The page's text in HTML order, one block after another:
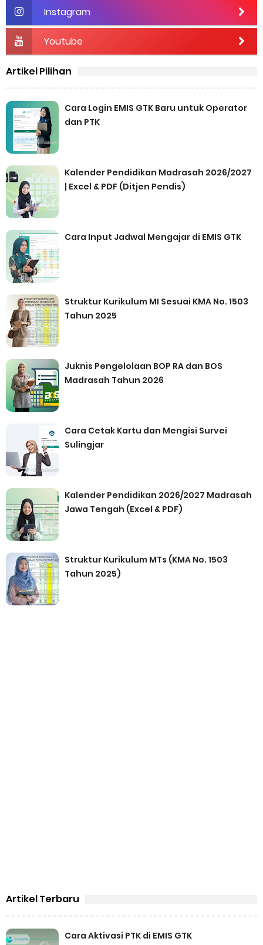
Instagram
Youtube
Artikel Pilihan
Cara Login EMIS GTK Baru untuk Operator
dan PTK
Kalender Pendidikan Madrasah 2026/2027
| Excel & PDF (Ditjen Pendis)
Cara Input Jadwal Mengajar di EMIS GTK
Struktur Kurikulum MI Sesuai KMA No. 1503
Tahun 2025
Juknis Pengelolaan BOP RA dan BOS
Madrasah Tahun 2026
Cara Cetak Kartu dan Mengisi Survei
Sulingjar
Kalender Pendidikan 2026/2027 Madrasah
Jawa Tengah (Excel & PDF)
Struktur Kurikulum MTs (KMA No. 1503
Tahun 2025)
Artikel Terbaru
Cara Aktivasi PTK di EMIS GTK